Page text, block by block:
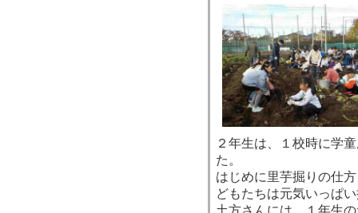
２年生は、１校時に学
た。
はじめに里芋掘りの仕
どもたちは元気いっぱ
土方さんには、１年生